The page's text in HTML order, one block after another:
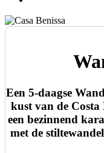
Een 5-daagse
kust van de Costa
een bezinnend
met de